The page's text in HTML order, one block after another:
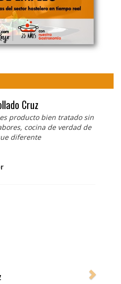
Cruz
producto bien tratado sin
cocina de verdad de
diferente